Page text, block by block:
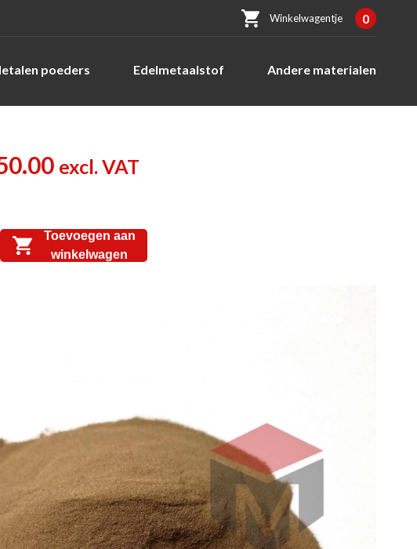
Winkelwagentje 0
poeders Edelmetaalstof Andere materialen
excl. VAT
Toevoegen aan
winkelwagen